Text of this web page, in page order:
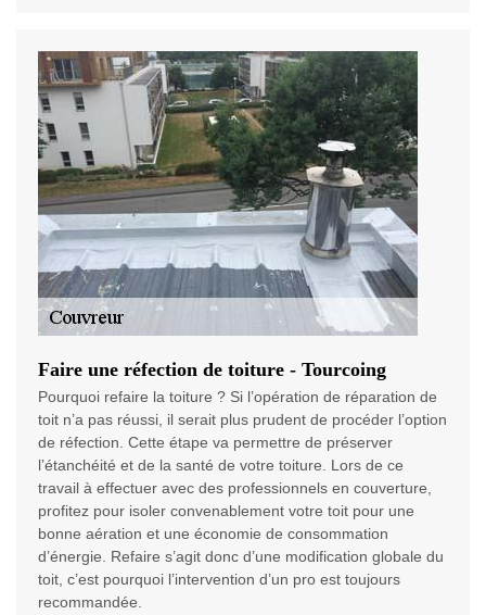
Faire une réfection de toiture - Tourcoing
Pourquoi refaire la toiture ? Si l’opération de réparation de
toit n’a pas réussi, il serait plus prudent de procéder l’option
de réfection. Cette étape va permettre de préserver
l’étanchéité et de la santé de votre toiture. Lors de ce
travail à effectuer avec des professionnels en couverture,
profitez pour isoler convenablement votre toit pour une
bonne aération et une économie de consommation
d’énergie. Refaire s’agit donc d’une modification globale du
toit, c’est pourquoi l’intervention d’un pro est toujours
recommandée.